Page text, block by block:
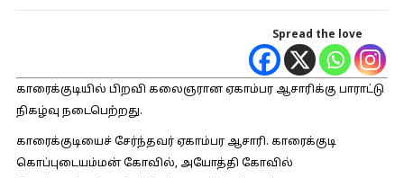
Spread the love
காரைக்குடியில் பிறவி கலைஞரான ஏகாம்பர ஆசாரிக்கு பாராட்டு
நிகழ்வு நடைபெற்றது.
காரைக்குடியைச் சேர்ந்தவர் ஏகாம்பர ஆசாரி. காரைக்குடி
கொப்புடையம்மன் கோவில், அயோத்தி கோவில்